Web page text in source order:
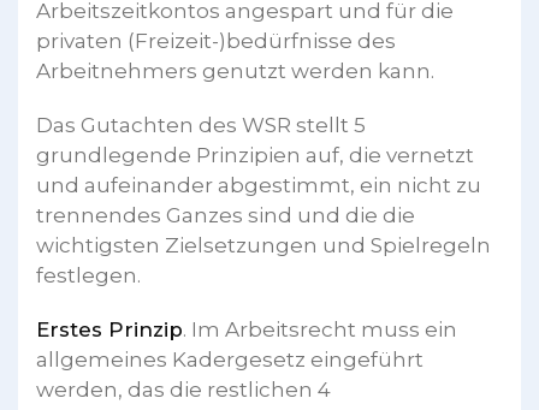
Arbeitszeitkontos angespart und für die
privaten (Freizeit-)bedürfnisse des
Arbeitnehmers genutzt werden kann.
Das Gutachten des WSR stellt 5
grundlegende Prinzipien auf, die vernetzt
und aufeinander abgestimmt, ein nicht zu
trennendes Ganzes sind und die die
wichtigsten Zielsetzungen und Spielregeln
festlegen.
Erstes Prinzip. Im Arbeitsrecht muss ein
allgemeines Kadergesetz eingeführt
werden, das die restlichen 4